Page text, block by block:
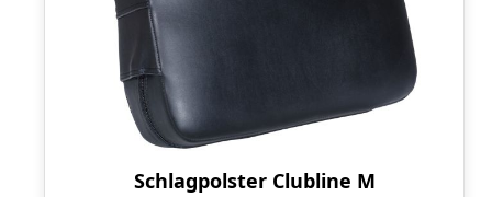
Schlagpolster Clubline M